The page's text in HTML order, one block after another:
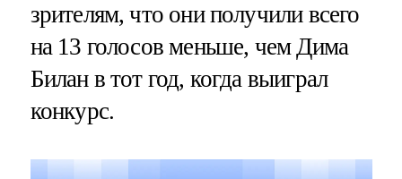
зрителям, что они получили всего
на 13 голосов меньше, чем Дима
Билан в тот год, когда выиграл
конкурс.